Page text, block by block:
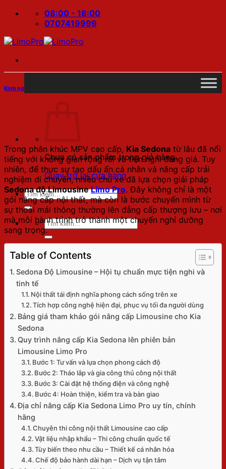
dung
08:00 - 18:00
0707419999
Chưa có sản phẩm trong giỏ hàng.
Quay trở lại cửa hàng
Tìm
kiếm:
Tìm
kiếm:
Giỏ hàng
Chưa có sản phẩm trong giỏ hàng.
Quay trở lại cửa hàng
Kinh nghiệm độ xe
Trong phân khúc MPV cao cấp, Kia Sedona từ lâu đã nổi
tiếng với không gian rộng rãi và tiện nghi đáng giá. Tuy
nhiên, để thực sự tạo dấu ấn cá nhân và nâng cấp trải
nghiệm di chuyển, nhiều chủ xe đã lựa chọn giải pháp
Sedona độ LimousineLimo Pro. Đây không chỉ là một
gói nâng cấp nội thất, mà còn là bước chuyển mình từ
sự thoải mái thông thường lên đẳng cấp thượng lưu – nơi
mà mỗi hành trình trở thành một chuyến nghỉ dưỡng
sang trọng.
Table of Contents
Sedona Độ Limousine – Hội tụ chuẩn mực tiện nghi và
tinh tế
Nội thất tái định nghĩa phong cách sống trên xe
Tích hợp công nghệ hiện đại, phục vụ tối đa người dùng
Bảng giá tham khảo gói nâng cấp Limousine cho Kia
Sedona
Quy trình nâng cấp Kia Sedona lên phiên bản
Limousine Limo Pro
Bước 1: Tư vấn và lựa chọn phong cách độ
Bước 2: Tháo lắp và gia công thủ công nội thất
Bước 3: Cài đặt hệ thống điện và công nghệ
Bước 4: Hoàn thiện, kiểm tra và bàn giao
Địa chỉ nâng cấp Kia Sedona Limo Pro uy tín, chính
hãng
Chuyên thi công nội thất Limousine cao cấp
Vật liệu nhập khẩu – Thi công chuẩn quốc tế
Tùy biến theo nhu cầu – Thiết kế cá nhân hóa
Chế độ bảo hành dài hạn – Dịch vụ tận tâm